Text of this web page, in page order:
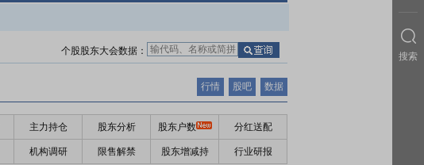
个股股东大会数据：
行情 股吧 数据
主力持仓 股东分析 股东户数 分红送配
机构调研 限售解禁 股东增减持 行业研报
搜索